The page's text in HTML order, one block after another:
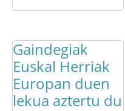
Gaindegiak
Euskal Herriak
Europan duen
lekua aztertu du